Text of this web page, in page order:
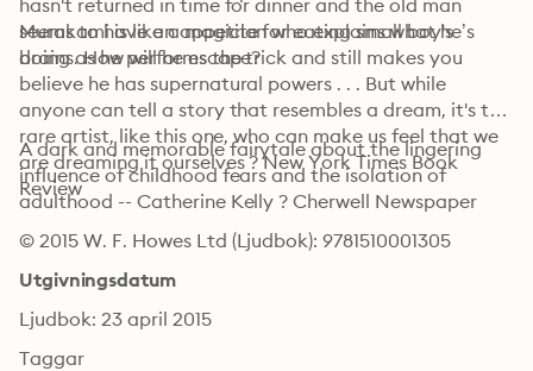
hasn't returned in time for dinner and the old man
seems to have an appetite for eating small boy's
brains. How will he escape?
Murakami is like a magician who explains what he’s
doing as he performs the trick and still makes you
believe he has supernatural powers . . . But while
anyone can tell a story that resembles a dream, it's the
rare artist, like this one, who can make us feel that we
are dreaming it ourselves ? New York Times Book
Review
A dark and memorable fairytale about the lingering
influence of childhood fears and the isolation of
adulthood -- Catherine Kelly ? Cherwell Newspaper
© 2015 W. F. Howes Ltd (Ljudbok): 9781510001305
Utgivningsdatum
Ljudbok: 23 april 2015
Taggar